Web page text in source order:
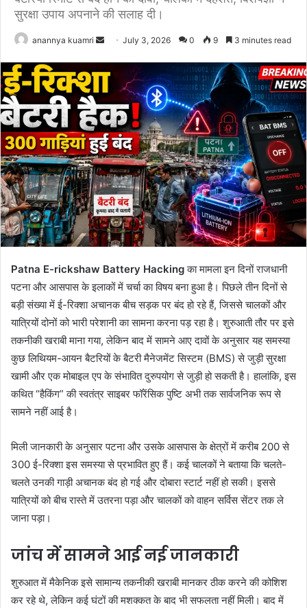
सुरक्षा उपाय अपनाने की सलाह दी।
anannya kuamri
Send
email
July 3, 2026 0 9 3 minutes read
Patna E-rickshaw Battery Hackingका मामला इन दिनों राजधानी
पटना और आसपास के इलाकों में चर्चा का विषय बना हुआ है। पिछले तीन दिनों से
बड़ी संख्या में ई-रिक्शा अचानक बीच सड़क पर बंद हो रहे हैं, जिससे चालकों और
यात्रियों दोनों को भारी परेशानी का सामना करना पड़ रहा है। शुरुआती तौर पर इसे
तकनीकी खराबी माना गया, लेकिन बाद में सामने आए दावों के अनुसार यह समस्या
कुछ लिथियम-आयन बैटरियों के बैटरी मैनेजमेंट सिस्टम (BMS) से जुड़ी सुरक्षा
खामी और एक मोबाइल एप के संभावित दुरुपयोग से जुड़ी हो सकती है। हालांकि, इस
कथित “हैकिंग” की स्वतंत्र साइबर फॉरेंसिक पुष्टि अभी तक सार्वजनिक रूप से
सामने नहीं आई है।
मिली जानकारी के अनुसार पटना और उसके आसपास के क्षेत्रों में करीब 200 से
300 ई-रिक्शा इस समस्या से प्रभावित हुए हैं। कई चालकों ने बताया कि चलते-
चलते उनकी गाड़ी अचानक बंद हो गई और दोबारा स्टार्ट नहीं हो सकी। इससे
यात्रियों को बीच रास्ते में उतरना पड़ा और चालकों को वाहन सर्विस सेंटर तक ले
जाना पड़ा।
जांच में सामने आई नई जानकारी
शुरुआत में मैकेनिक इसे सामान्य तकनीकी खराबी मानकर ठीक करने की कोशिश
कर रहे थे, लेकिन कई घंटों की मशक्कत के बाद भी सफलता नहीं मिली। बाद में